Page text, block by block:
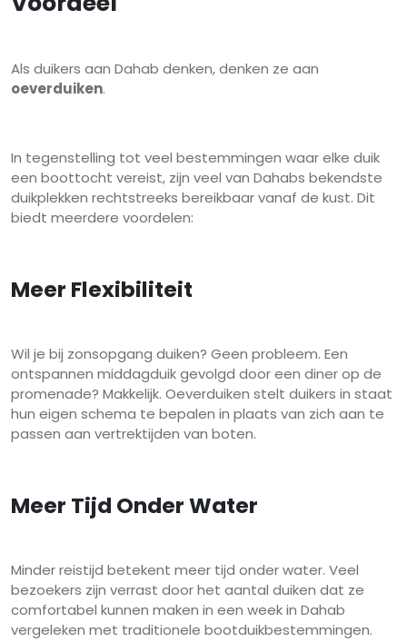
Als duikers aan Dahab denken, denken ze aan
oeverduiken.
In tegenstelling tot veel bestemmingen waar elke duik
een boottocht vereist, zijn veel van Dahabs bekendste
duikplekken rechtstreeks bereikbaar vanaf de kust. Dit
biedt meerdere voordelen:
Meer Flexibiliteit
Wil je bij zonsopgang duiken? Geen probleem. Een
ontspannen middagduik gevolgd door een diner op de
promenade? Makkelijk. Oeverduiken stelt duikers in staat
hun eigen schema te bepalen in plaats van zich aan te
passen aan vertrektijden van boten.
Meer Tijd Onder Water
Minder reistijd betekent meer tijd onder water. Veel
bezoekers zijn verrast door het aantal duiken dat ze
comfortabel kunnen maken in een week in Dahab
vergeleken met traditionele bootduikbestemmingen.